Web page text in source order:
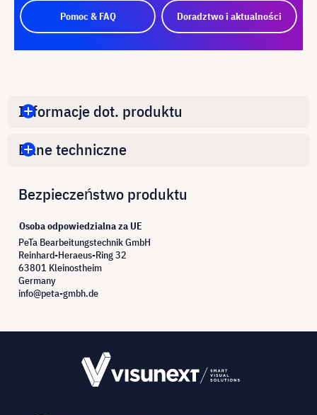
Pomoc & FAQ Doradztwo i aktualności
Informacje dot. produktu
Dane techniczne
Bezpieczeństwo produktu
Osoba odpowiedzialna za UE
PeTa Bearbeitungstechnik GmbH
Reinhard-Heraeus-Ring 32
63801 Kleinostheim
Germany
info@peta-gmbh.de